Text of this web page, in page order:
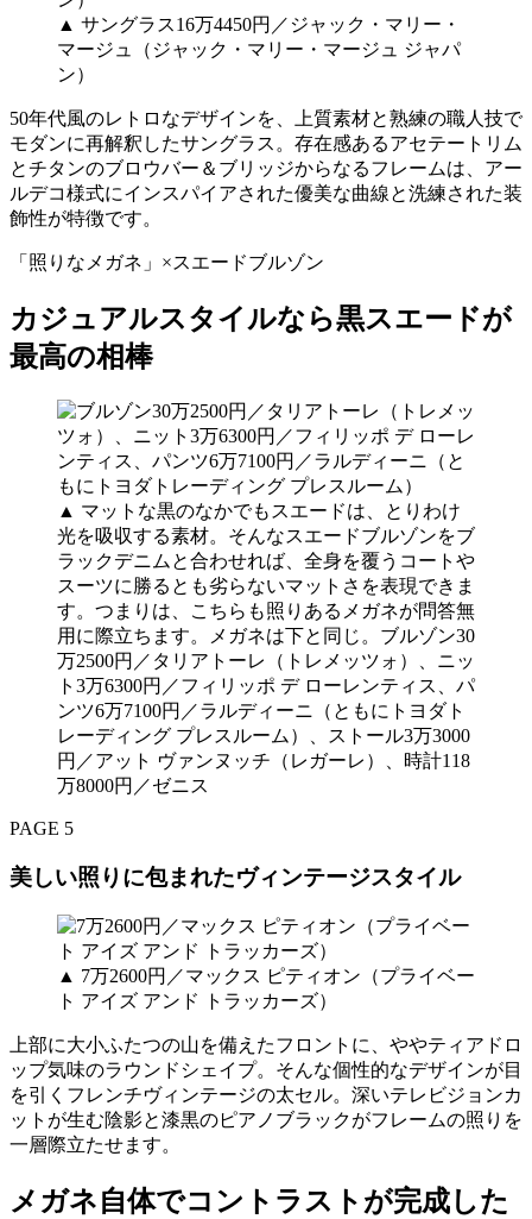
▲ サングラス16万4450円／ジャック・マリー・
マージュ（ジャック・マリー・マージュ ジャパ
ン）
50年代風のレトロなデザインを、上質素材と熟練の職人技で
モダンに再解釈したサングラス。存在感あるアセテートリム
とチタンのブロウバー＆ブリッジからなるフレームは、アー
ルデコ様式にインスパイアされた優美な曲線と洗練された装
飾性が特徴です。
「照りなメガネ」×スエードブルゾン
カジュアルスタイルなら黒スエードが
最高の相棒
▲ マットな黒のなかでもスエードは、とりわけ
光を吸収する素材。そんなスエードブルゾンをブ
ラックデニムと合わせれば、全身を覆うコートや
スーツに勝るとも劣らないマットさを表現できま
す。つまりは、こちらも照りあるメガネが問答無
用に際立ちます。メガネは下と同じ。ブルゾン30
万2500円／タリアトーレ（トレメッツォ）、ニッ
ト3万6300円／フィリッポ デ ローレンティス、パ
ンツ6万7100円／ラルディーニ（ともにトヨダト
レーディング プレスルーム）、ストール3万3000
円／アット ヴァンヌッチ（レガーレ）、時計118
万8000円／ゼニス
PAGE 5
美しい照りに包まれたヴィンテージスタイル
▲ 7万2600円／マックス ピティオン（プライベー
ト アイズ アンド トラッカーズ）
上部に大小ふたつの山を備えたフロントに、ややティアドロ
ップ気味のラウンドシェイプ。そんな個性的なデザインが目
を引くフレンチヴィンテージの太セル。深いテレビジョンカ
ットが生む陰影と漆黒のピアノブラックがフレームの照りを
一層際立たせます。
メガネ自体でコントラストが完成した